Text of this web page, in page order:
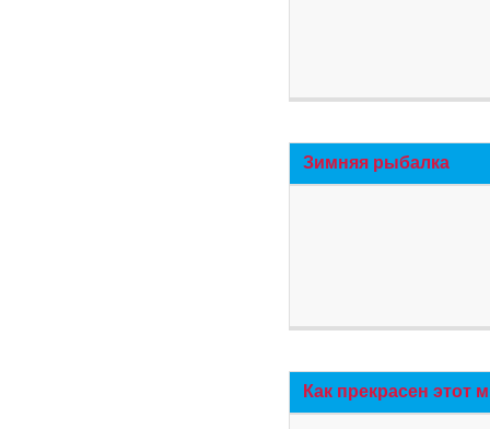
Зимняя рыбалка
Как прекрасен этот